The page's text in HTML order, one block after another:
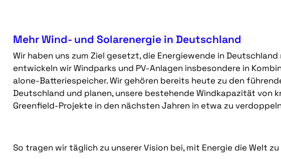
Mehr Wind- und Solarenergie in Deutschland
Wir haben uns zum Ziel gesetzt, die Energiewende in
entwickeln wir Windparks und PV-Anlagen insbesondere in
alone-Batteriespeicher. Wir gehören bereits heute zu den
Deutschland und planen, unsere bestehende Windkapazität von
Greenfield-Projekte in den nächsten Jahren in etwa zu
So tragen wir täglich zu unserer Vision bei, mit Energie die Welt zu